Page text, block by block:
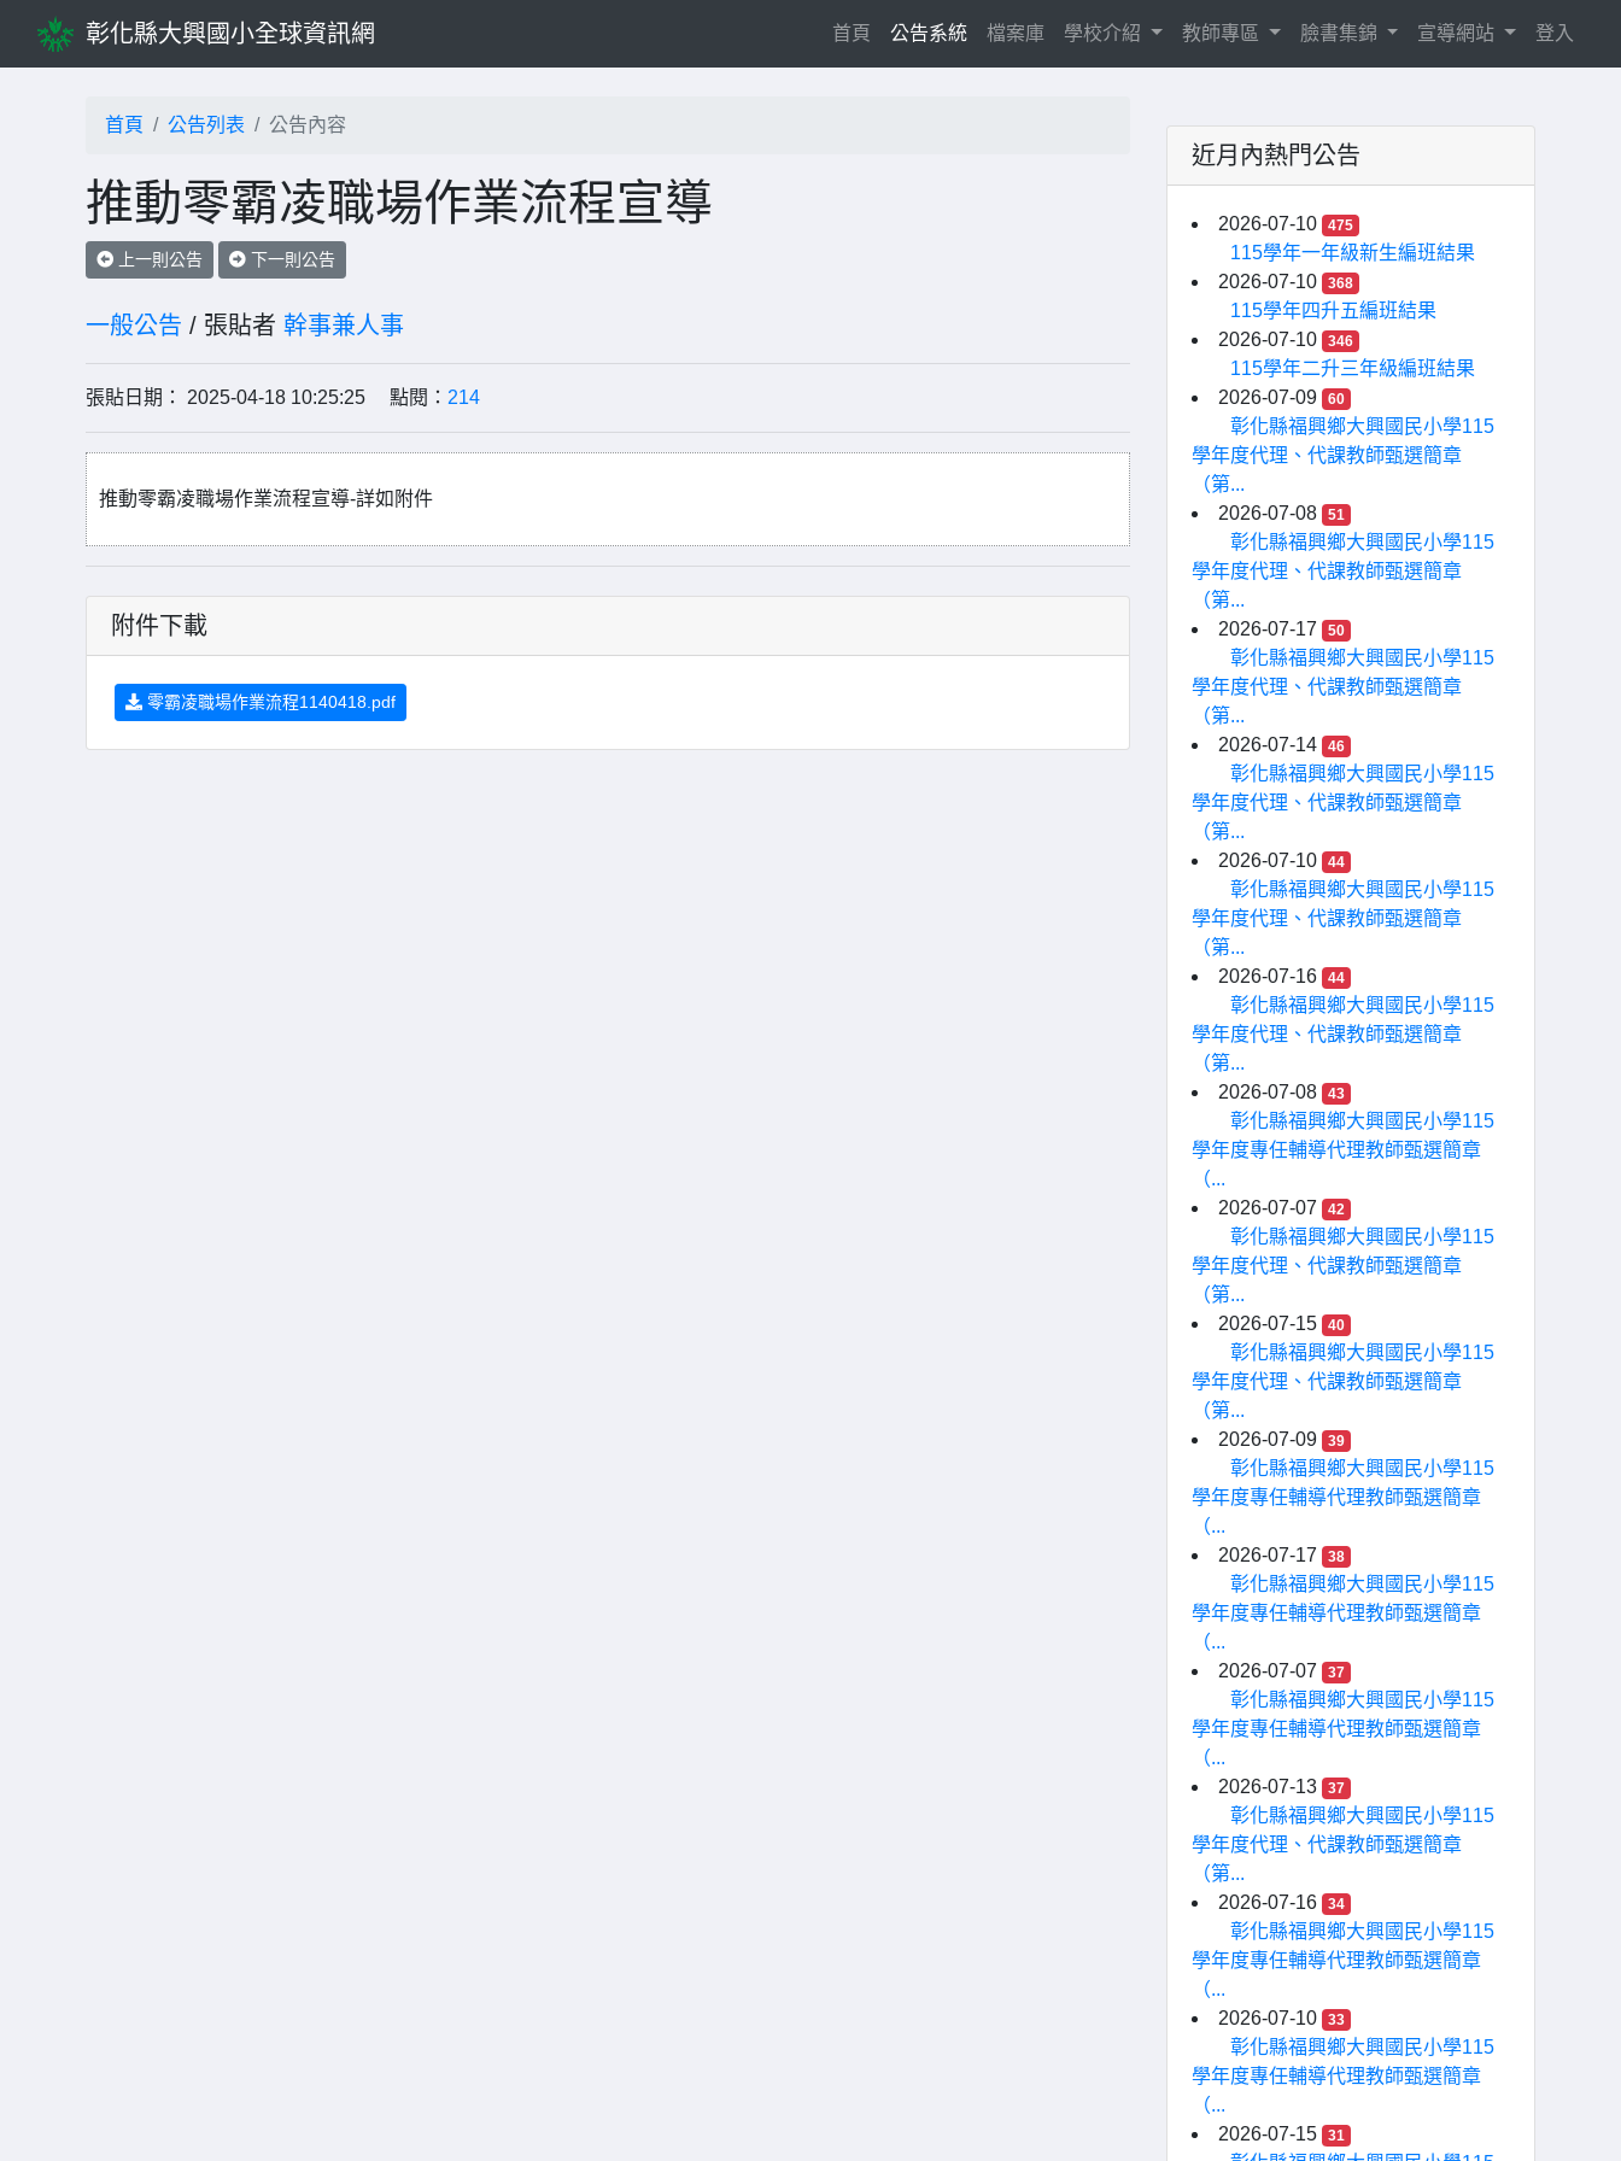
彰化縣大興國小全球資訊網 首頁 (current)
公告系統 檔案庫 學校介紹 教師專區 臉書集錦 宣導網站 登入
首頁 公告列表 公告內容
推動零霸凌職場作業流程宣導
上一則公告 下一則公告
一般公告 / 張貼者 幹事兼人事
張貼日期： 2025-04-18 10:25:25 點閱： 214
推動零霸凌職場作業流程宣導-詳如附件
附件下載
零霸凌職場作業流程1140418.pdf
近月內熱門公告
2026-07-10 475
115學年一年級新生編班結果
2026-07-10
368
115學年四升五編班結果
2026-07-10
346
115學年二升三年級編班結果
2026-07-09
60
彰化縣福興鄉大興國民小學115
學年度代理、代課教師甄選簡章
（第...
2026-07-08
51
彰化縣福興鄉大興國民小學115
學年度代理、代課教師甄選簡章
（第...
2026-07-17
50
彰化縣福興鄉大興國民小學115
學年度代理、代課教師甄選簡章
（第...
2026-07-14
46
彰化縣福興鄉大興國民小學115
學年度代理、代課教師甄選簡章
（第...
2026-07-10
44
彰化縣福興鄉大興國民小學115
學年度代理、代課教師甄選簡章
（第...
2026-07-16
44
彰化縣福興鄉大興國民小學115
學年度代理、代課教師甄選簡章
（第...
2026-07-08
43
彰化縣福興鄉大興國民小學115
學年度專任輔導代理教師甄選簡章
（...
2026-07-07
42
彰化縣福興鄉大興國民小學115
學年度代理、代課教師甄選簡章
（第...
2026-07-15
40
彰化縣福興鄉大興國民小學115
學年度代理、代課教師甄選簡章
（第...
2026-07-09
39
彰化縣福興鄉大興國民小學115
學年度專任輔導代理教師甄選簡章
（...
2026-07-17
38
彰化縣福興鄉大興國民小學115
學年度專任輔導代理教師甄選簡章
（...
2026-07-07
37
彰化縣福興鄉大興國民小學115
學年度專任輔導代理教師甄選簡章
（...
2026-07-13
37
彰化縣福興鄉大興國民小學115
學年度代理、代課教師甄選簡章
（第...
2026-07-16
34
彰化縣福興鄉大興國民小學115
學年度專任輔導代理教師甄選簡章
（...
2026-07-10
33
彰化縣福興鄉大興國民小學115
學年度專任輔導代理教師甄選簡章
（...
2026-07-15
31